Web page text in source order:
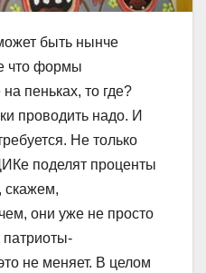
быть нынче
что формы
пеньках, то где?
проводить надо. И
Не только
поделят проценты
скажем,
они уже не просто
не меняет. В целом